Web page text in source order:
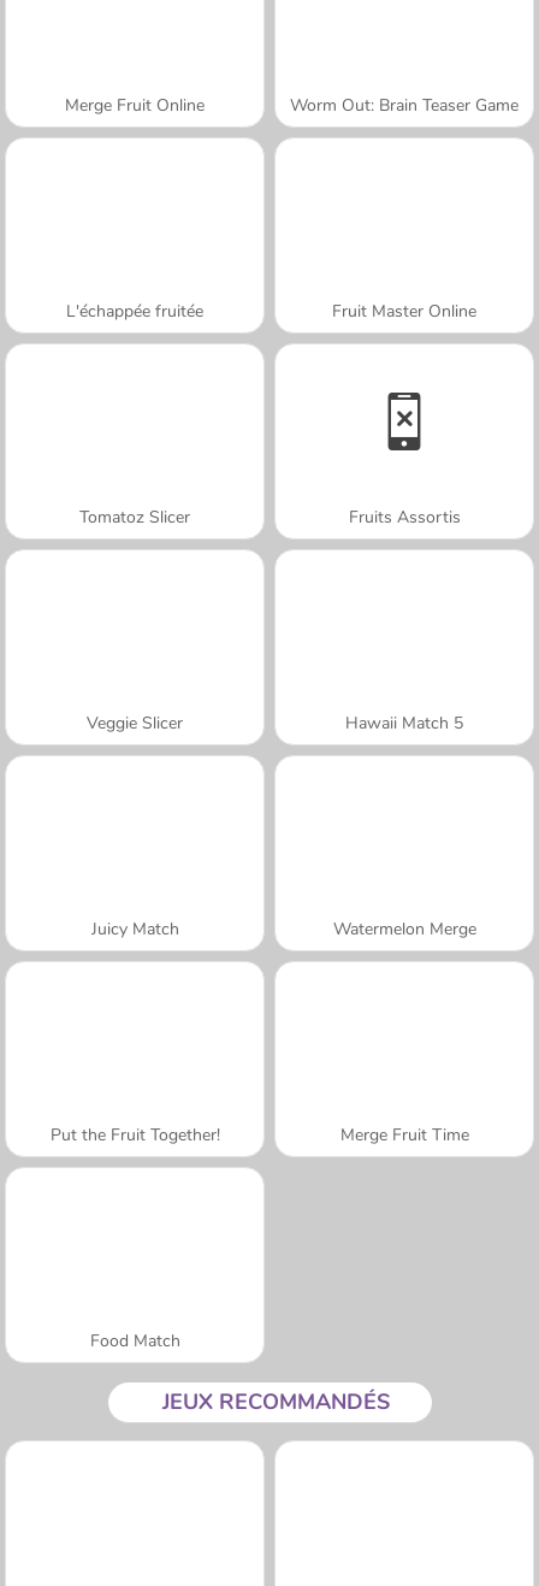
Merge Fruit Online Worm Out: Brain Teaser Game
L'échappée fruitée Fruit Master Online
Tomatoz Slicer Fruits Assortis
Veggie Slicer Hawaii Match 5
Juicy Match Watermelon Merge
Put the Fruit Together! Merge Fruit Time
Food Match
JEUX RECOMMANDÉS